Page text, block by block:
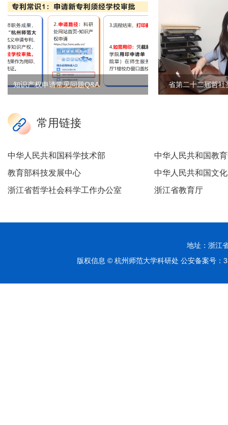
产权申请常见问题Q&A
常用链接
中华人民共和国科学技术部
中华人民共和国教
教育部科技发展中心
中华人民共和国文
浙江省哲学社会科学工作办公室
浙江省教育厅
地址：浙江
版权信息 © 杭州师范大学科研处 公安备案号